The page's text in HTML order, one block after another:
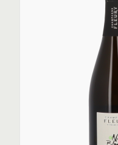
BDN Blanc de
sous bois et apport
Blanc de Noirs,
mille neuf cent
de la région. Grâce
foudres, elle déploie
s'équilibre avec une
La cuvée Cépages
assemblage original
blanc (14 %). Elle